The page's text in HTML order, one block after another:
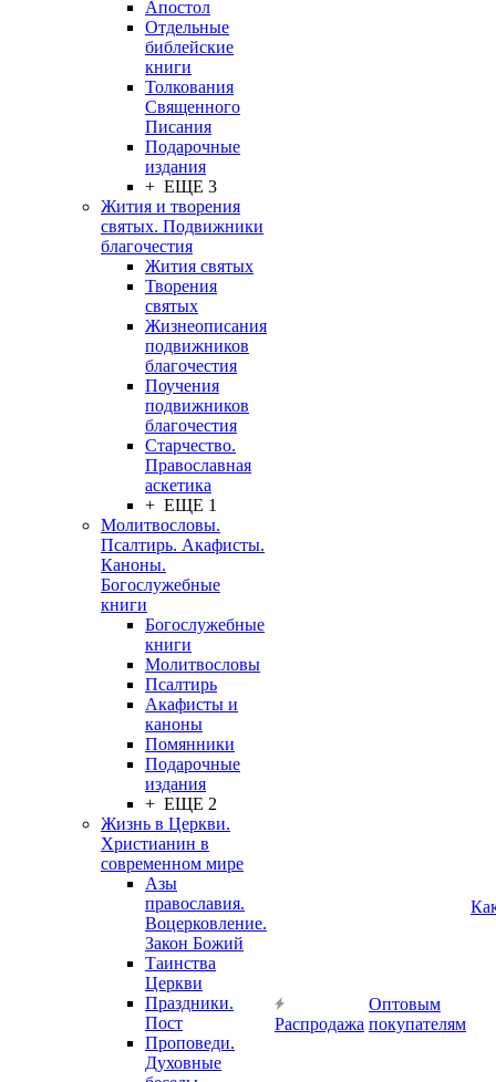
Апостол
Отдельные
библейские
книги
Толкования
Священного
Писания
Подарочные
издания
+ ЕЩЕ 3
Жития и творения
святых. Подвижники
благочестия
Жития святых
Творения
святых
Жизнеописания
подвижников
благочестия
Поучения
подвижников
благочестия
Старчество.
Православная
аскетика
+ ЕЩЕ 1
Молитвословы.
Псалтирь. Акафисты.
Каноны.
Богослужебные
книги
Богослужебные
книги
Молитвословы
Псалтирь
Акафисты и
каноны
Помянники
Подарочные
издания
+ ЕЩЕ 2
Жизнь в Церкви.
Христианин в
современном мире
Азы
православия.
Воцерковление.
Закон Божий
Таинства
Церкви
Праздники.
Пост
Проповеди.
Духовные
Распродажа
Оптовым
покупателям